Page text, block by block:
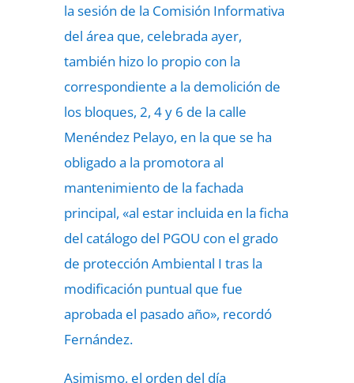
la sesión de la Comisión Informativa
del área que, celebrada ayer,
también hizo lo propio con la
correspondiente a la demolición de
los bloques, 2, 4 y 6 de la calle
Menéndez Pelayo, en la que se ha
obligado a la promotora al
mantenimiento de la fachada
principal, «al estar incluida en la ficha
del catálogo del PGOU con el grado
de protección Ambiental I tras la
modificación puntual que fue
aprobada el pasado año», recordó
Fernández.
Asimismo, el orden del día